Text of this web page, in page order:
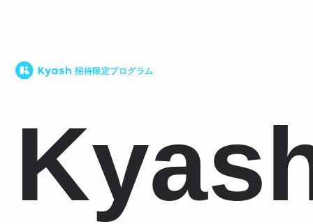
招待限定プログラム